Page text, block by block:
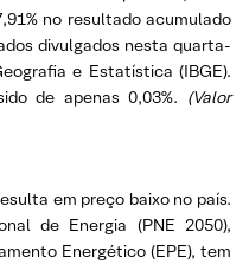
no resultado acumulado
divulgados nesta quarta-
e Estatística (IBGE).
de apenas 0,03%. (Valor
em preço baixo no país.
de Energia (PNE 2050),
Energético (EPE), tem